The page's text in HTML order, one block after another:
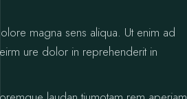
magna sens aliqua. Ut enim ad
ure dolor in reprehenderit in